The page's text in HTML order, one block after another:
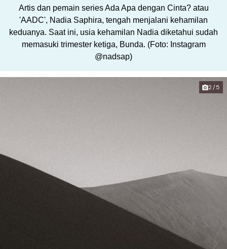
Artis dan pemain series Ada Apa dengan Cinta? atau
'AADC', Nadia Saphira, tengah menjalani kehamilan
keduanya. Saat ini, usia kehamilan Nadia diketahui sudah
memasuki trimester ketiga, Bunda. (Foto: Instagram
@nadsap)
2/5